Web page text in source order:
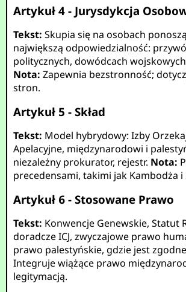
Artykuł 4 - Jurysdykcja
Tekst: Skupia się na osobach
największą odpowiedzialność:
politycznych, dowódcach
Nota: Zapewnia bezstronność;
stron.
Artykuł 5 - Skład
Tekst: Model hybrydowy: Izby
Apelacyjne, międzynarodowi i
niezależny prokurator, rejestr. Nota:
precedensami, takimi jak Kambodża i
Artykuł 6 - Stosowane Prawo
Tekst: Konwencje Genewskie, Statut
doradcze ICJ, zwyczajowe prawo
prawo palestyńskie, gdzie jest
Integruje wiążące prawo
legitymacją.